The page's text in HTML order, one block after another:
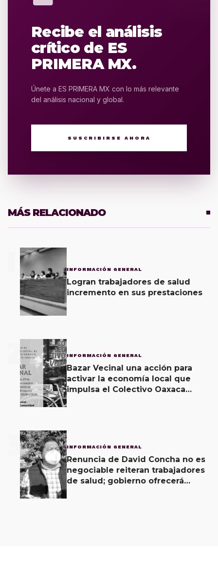
Recibe el análisis
crítico de ES
PRIMERA MX.
Únete a ES PRIMERA MX con lo más relevante
del análisis nacional y global.
SUSCRIBIRSE AHORA
MÁS RELACIONADO
INFORMACIÓN GENERAL
Logran trabajadores de salud
incremento en sus prestaciones
2 INFORMACIÓN GENERAL
Bazar Vecinal una acción para
activar la economía local que
impulsa el Colectivo Oaxaca
3 INFORMACIÓN GENERAL
Renuncia de David Concha no es
negociable reiteran trabajadores
de salud; gobierno ofrecerá